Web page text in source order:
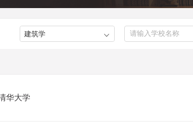
科中国最好学科排名最新发布的榜单包括98个一级学科和
华大学